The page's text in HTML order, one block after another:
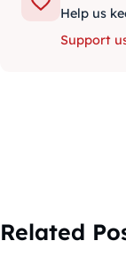
Help us
Support
Related